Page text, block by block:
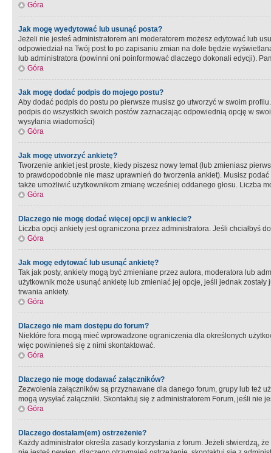
Góra
Jak mogę wyedytować lub usunąć posta?
Jeżeli nie jesteś administratorem ani moderatorem możesz edytować lub
odpowiedział na Twój post to po zapisaniu zmian na dole będzie
lub administratora (powinni oni poinformować dlaczego dokonali edycji).
Góra
Jak mogę dodać podpis do mojego postu?
Aby dodać podpis do postu po pierwsze musisz go utworzyć w swoim
podpis do wszystkich swoich postów zaznaczając odpowiednią opcję w
wysyłania wiadomości)
Góra
Jak mogę utworzyć ankietę?
Tworzenie ankiet jest proste, kiedy piszesz nowy temat (lub zmieniasz
to prawdopodobnie nie masz uprawnień do tworzenia ankiet). Musisz
także umożliwić użytkownikom zmianę wcześniej oddanego głosu. Liczba
Góra
Dlaczego nie mogę dodać więcej opcji w ankiecie?
Liczba opcji ankiety jest ograniczona przez administratora. Jeśli chciałbyś
Góra
Jak mogę edytować lub usunąć ankietę?
Tak jak posty, ankiety mogą być zmieniane przez autora, moderatora lub
użytkownik może usunąć ankietę lub zmieniać jej opcje, jeśli jednak
trwania ankiety.
Góra
Dlaczego nie mam dostępu do forum?
Niektóre fora mogą mieć wprowadzone ograniczenia dla określonych
więc powinieneś się z nimi skontaktować.
Góra
Dlaczego nie mogę dodawać załączników?
Zezwolenia załączników są przyznawane dla danego forum, grupy lub też
mogą wysyłać załączniki. Skontaktuj się z administratorem Forum, jeśli nie
Góra
Dlaczego dostałam(em) ostrzeżenie?
Każdy administrator określa zasady korzystania z forum. Jeżeli stwierdzą,